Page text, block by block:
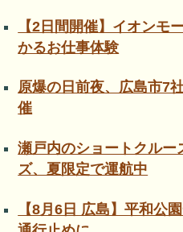
【2日間開催】イオンモ
かるお仕事体験
原爆の日前夜、広島市7
催
瀬戸内のショートクル
ズ、夏限定で運航中
【8月6日 広島】平和公